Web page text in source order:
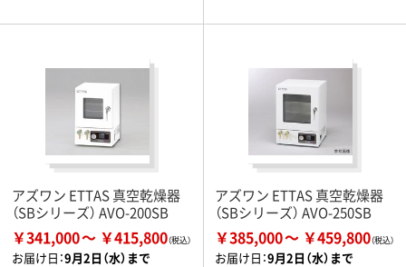
アズワン ETTAS 真空乾燥器
（SBシリーズ） AVO-200SB
￥341,000 ￥415,800
お届け日：9月2日（水）まで
アズワン ETTAS 真空乾燥器
（SBシリーズ） AVO-250SB
￥385,000 ￥459,800
お届け日：9月2日（水）まで